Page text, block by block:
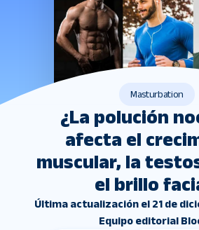
Masturbation
¿La polución
afecta el
muscular, la
el brillo
Última actualización el 21 de
Equipo editorial